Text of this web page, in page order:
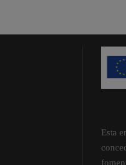
Esta